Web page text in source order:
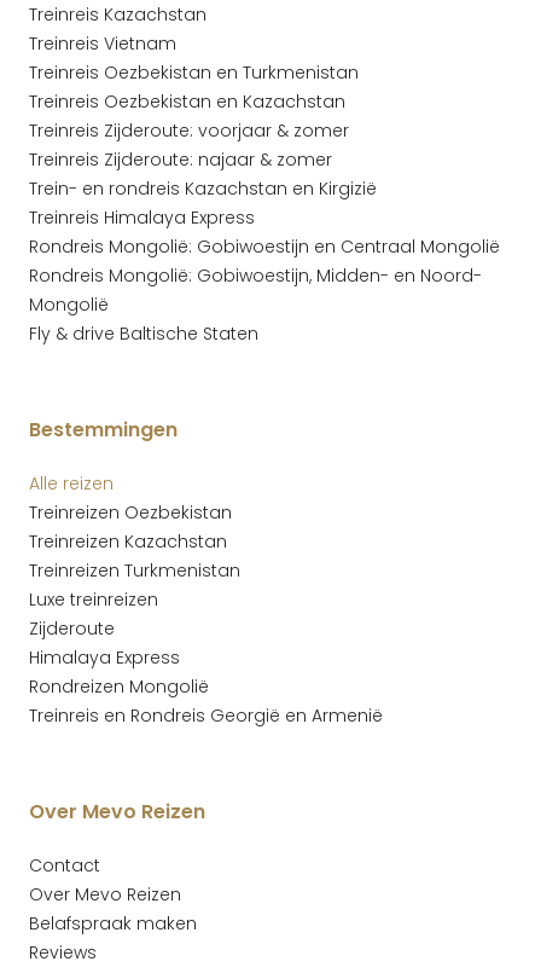
Treinreis Kazachstan
Treinreis Vietnam
Treinreis Oezbekistan en Turkmenistan
Treinreis Oezbekistan en Kazachstan
Treinreis Zijderoute: voorjaar & zomer
Treinreis Zijderoute: najaar & zomer
Trein- en rondreis Kazachstan en Kirgizië
Treinreis Himalaya Express
Rondreis Mongolië: Gobiwoestijn en Centraal Mongolië
Rondreis Mongolië: Gobiwoestijn, Midden- en Noord-
Mongolië
Fly & drive Baltische Staten
Bestemmingen
Alle reizen
Treinreizen Oezbekistan
Treinreizen Kazachstan
Treinreizen Turkmenistan
Luxe treinreizen
Zijderoute
Himalaya Express
Rondreizen Mongolië
Treinreis en Rondreis Georgië en Armenië
Over Mevo Reizen
Contact
Over Mevo Reizen
Belafspraak maken
Reviews